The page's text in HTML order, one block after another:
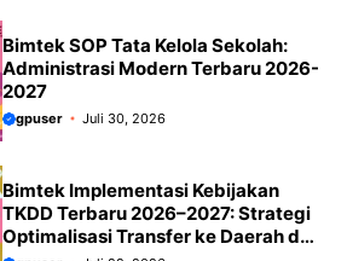
Bimtek SOP Tata Kelola Sekolah:
Administrasi Modern Terbaru 2026-
2027
gpuser Juli 30, 2026
Bimtek Implementasi Kebijakan
TKDD Terbaru 2026–2027: Strategi
Optimalisasi Transfer ke Daerah dan